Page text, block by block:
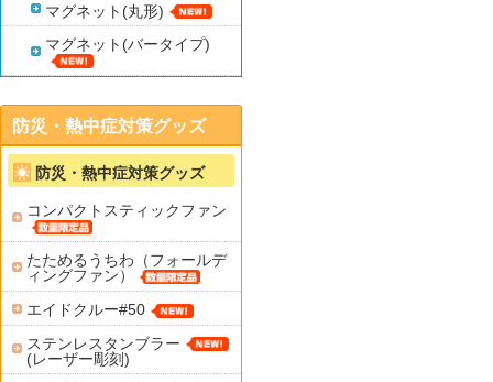
マグネット(丸形)
マグネット(バータイプ)
防災・熱中症対策グッズ
防災・熱中症対策グッズ
コンパクトスティックファン
たためるうちわ（フォールデ
ィングファン）
エイドクルー#50
ステンレスタンブラー
(レーザー彫刻)